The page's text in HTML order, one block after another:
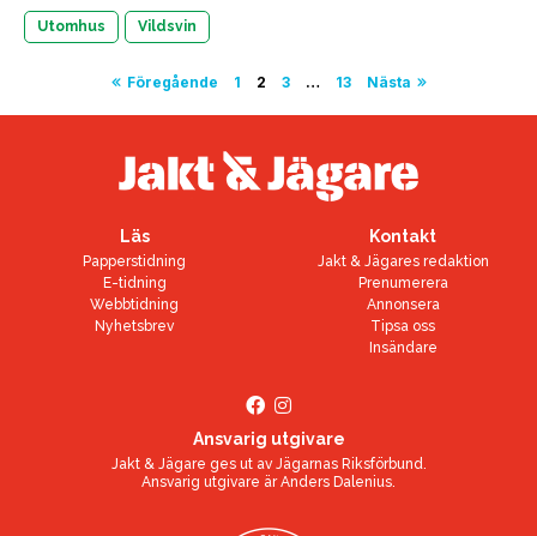
Utomhus Vildsvin
Sidnumrering
för
Föregående 1 2 3 … 13 Nästa
Läs
Papperstidning
E-tidning
Webbtidning
Nyhetsbrev
Kontakt
Jakt & Jägares redaktion
Prenumerera
Annonsera
Tipsa oss
Insändare
Ansvarig utgivare
Jakt & Jägare ges ut av Jägarnas Riksförbund
Ansvarig utgivare ärAnders Dalenius